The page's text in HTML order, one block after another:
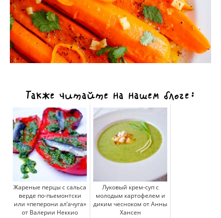
Также читайте на нашем блоге:
Жареные перцы с сальса
верде по-пьемонтски
или «пеперони ал’ачуга»
от Валерии Неккио
Луковый крем-суп с
молодым картофелем и
диким чесноком от Анны
Хансен